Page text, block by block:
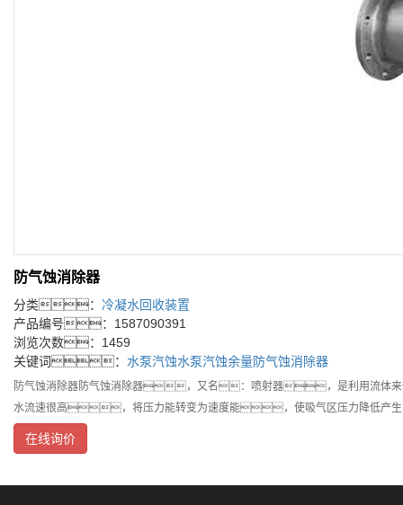
防气蚀消除器
分类： 冷凝水回收装置
产品编号：1587090391
浏览次数：1459
关键词： 水泵汽蚀水泵汽蚀余量防气蚀消除器
防气蚀消除器防气蚀消除器，又名：喷射器，是利用流体来
水流速很高，将压力能转变为速度能，使吸气区压力降低产
在线询价